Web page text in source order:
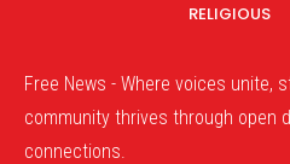
RELIGIOUS
Free News - Where voices unite,
community thrives through open
connections.